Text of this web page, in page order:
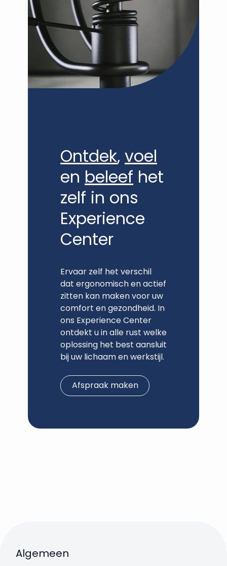
Ontdek, voel
en beleef het
zelf in ons
Experience
Center
Ervaar zelf het verschil
dat ergonomisch en actief
zitten kan maken voor uw
comfort en gezondheid. In
ons Experience Center
ontdekt u in alle rust welke
oplossing het best aansluit
bij uw lichaam en werkstijl.
Afspraak maken
Algemeen